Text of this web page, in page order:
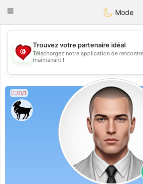
Tunisia
Toggle
Mode
💖
💕
Trouvez votre partenaire idéal
Téléchargez notre application de rencontre
maintenant !
0/1